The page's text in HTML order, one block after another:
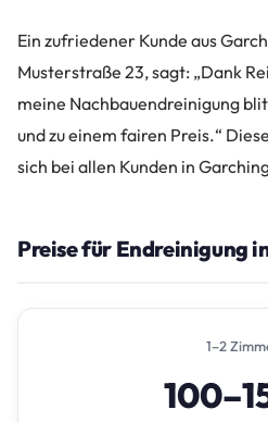
Ein zufriedener Kunde aus
Musterstraße 23, sagt: „Dank
meine Nachbauendreinigung
und zu einem fairen Preis.“
sich bei allen Kunden in
Preise für Endreinigung
1–2